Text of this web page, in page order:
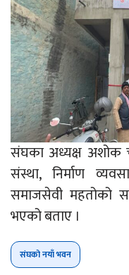
संघका अध्यक्ष अशोक
संस्था, निर्माण
समाजसेवी महतोको
भएको बताए ।
संघको नयाँ भवन